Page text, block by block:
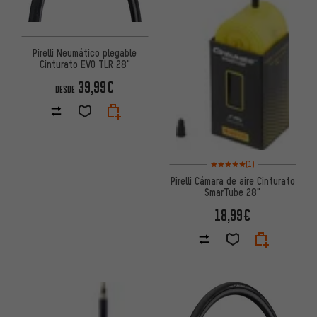
Pirelli Neumático plegable
Cinturato EVO TLR 28"
DESDE 39,99€
Valoración media: 5 de 5
(1)
Pirelli Cámara de aire Cinturato
SmarTube 28"
18,99€